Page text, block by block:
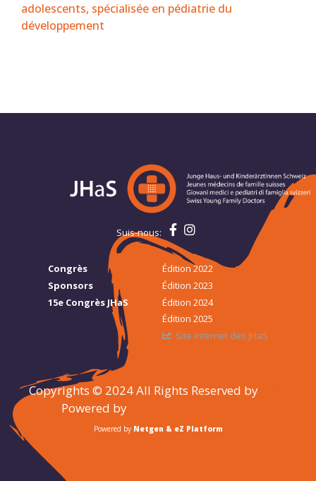
adolescents, spécialisée en pédiatrie du
développement
Suis-nous:
Congrès
Sponsors
15e Congrès JHaS
Édition 2022
Édition 2023
Édition 2024
Édition 2025
Site internet des JHaS
Copyrights © 2024 All Rights Reserved by
Powered by
Powered by Netgen & eZ Platform